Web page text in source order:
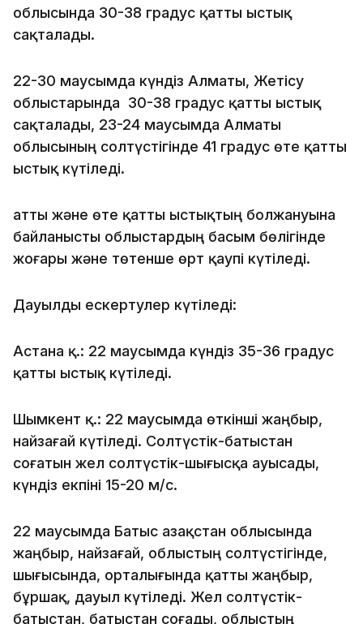
облысында 30-38 градус қатты ыстық
сақталады.
22-30 маусымда күндіз Алматы, Жетісу
облыстарында 30-38 градус қатты ыстық
сақталады, 23-24 маусымда Алматы
облысының солтүстігінде 41 градус өте қатты
ыстық күтіледі.
Қатты және өте қатты ыстықтың болжануына
байланысты облыстардың басым бөлігінде
жоғары және төтенше өрт қаупі күтіледі.
Дауылды ескертулер күтіледі:
Астана қ.: 22 маусымда күндіз 35-36 градус
қатты ыстық күтіледі.
Шымкент қ.: 22 маусымда өткінші жаңбыр,
найзағай күтіледі. Солтүстік-батыстан
соғатын жел солтүстік-шығысқа ауысады,
күндіз екпіні 15-20 м/с.
22 маусымда Батыс Қазақстан облысында
жаңбыр, найзағай, облыстың солтүстігінде,
шығысында, орталығында қатты жаңбыр,
бұршақ, дауыл күтіледі. Жел солтүстік-
батыстан, батыстан соғады, облыстың